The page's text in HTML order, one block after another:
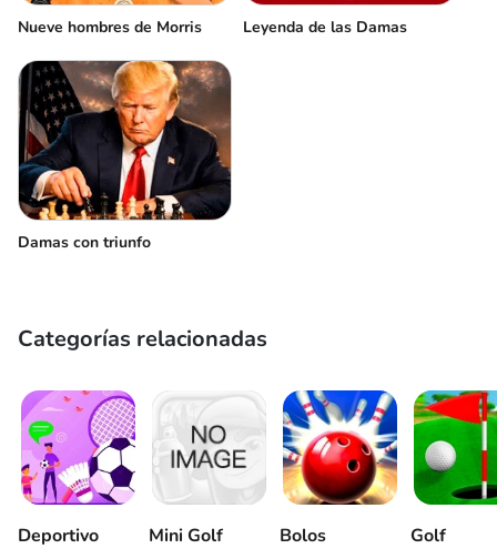
Nueve hombres de Morris Leyenda de las Damas
Damas con triunfo
Categorías relacionadas
Deportivo Mini Golf Bolos Golf